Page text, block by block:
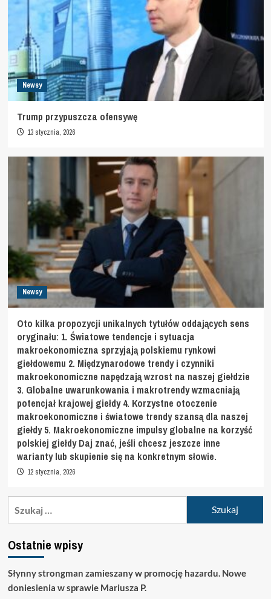
Newsy
Trump przypuszcza ofensywę
13 stycznia, 2026
Newsy
Oto kilka propozycji unikalnych tytułów oddających sens
oryginału: 1. Światowe tendencje i sytuacja
makroekonomiczna sprzyjają polskiemu rynkowi
giełdowemu 2. Międzynarodowe trendy i czynniki
makroekonomiczne napędzają wzrost na naszej giełdzie
3. Globalne uwarunkowania i makrotrendy wzmacniają
potencjał krajowej giełdy 4. Korzystne otoczenie
makroekonomiczne i światowe trendy szansą dla naszej
giełdy 5. Makroekonomiczne impulsy globalne na korzyść
polskiej giełdy Daj znać, jeśli chcesz jeszcze inne
warianty lub skupienie się na konkretnym słowie.
12 stycznia, 2026
Ostatnie wpisy
Słynny strongman zamieszany w promocję hazardu. Nowe
doniesienia w sprawie Mariusza P.